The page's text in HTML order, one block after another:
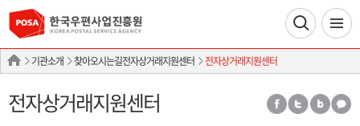
기관소개 찾아오시는길전자상거래지원센터 전자상거래지원센터
전자상거래지원센터